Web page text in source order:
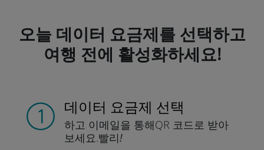
오늘 데이터 요금제를 선택하고
여행 전에 활성화하세요!
데이터 요금제 선택
하고 이메일을 통해QR 코드로 받아
보세요.빨리!